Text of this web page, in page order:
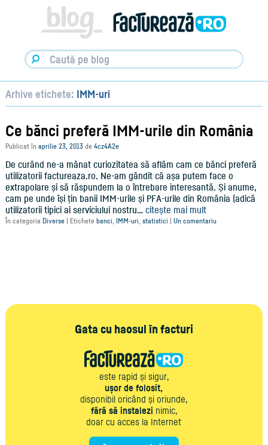
Blog
Factureaza.ro
Arhive etichete: IMM-uri
Ce bănci preferă IMM-urile din România
Publicat în aprilie 23, 2013 de 4cz4A2e
De curând ne-a mânat curiozitatea să aflăm cam ce bănci preferă
utilizatorii factureaza.ro. Ne-am gândit că așa putem face o
extrapolare și să răspundem la o întrebare interesantă. Și anume,
cam pe unde își țin banii IMM-urile și PFA-urile din România (adică
utilizatorii tipici ai serviciului nostru… citește mai mult
În categoria Diverse | Etichete banci, IMM-uri, statistici | Un comentariu
Gata cu haosul în facturi
este rapid și sigur,
ușor de folosit,
disponibil oricând și oriunde,
fără să instalezi nimic,
doar cu acces la Internet